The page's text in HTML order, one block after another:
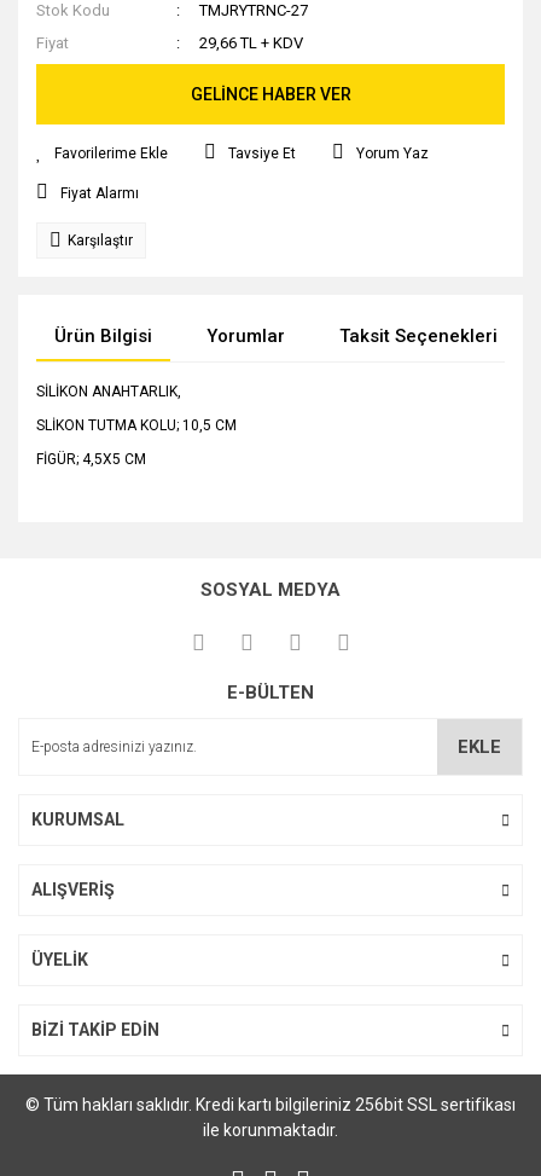
Stok Kodu
TMJRYTRNC-27
Fiyat
29,66 TL + KDV
GELİNCE HABER VER
Tavsiye Et Yorum Yaz
Fiyat Alarmı
Karşılaştır
Ürün Bilgisi Yorumlar Taksit Seçenekleri
SİLİKON ANAHTARLIK,
SLİKON TUTMA KOLU; 10,5 CM
FİGÜR; 4,5X5 CM
kullanarak tarafımıza iletebilirsiniz.
Görüş ve önerileriniz için teşekkür ederiz.
Ürün açıklamasında eksik bilgiler bulunuyor.
SOSYAL MEDYA
E-BÜLTEN
EKLE
KURUMSAL
ALIŞVERİŞ
ÜYELİK
BİZİ TAKİP EDİN
© Tüm hakları saklıdır. Kredi kartı bilgileriniz 256bit SSL sertifikası
ile korunmaktadır.